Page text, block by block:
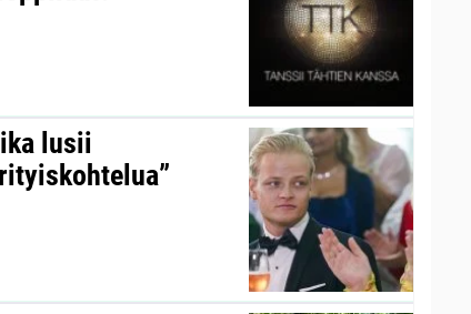
lusii